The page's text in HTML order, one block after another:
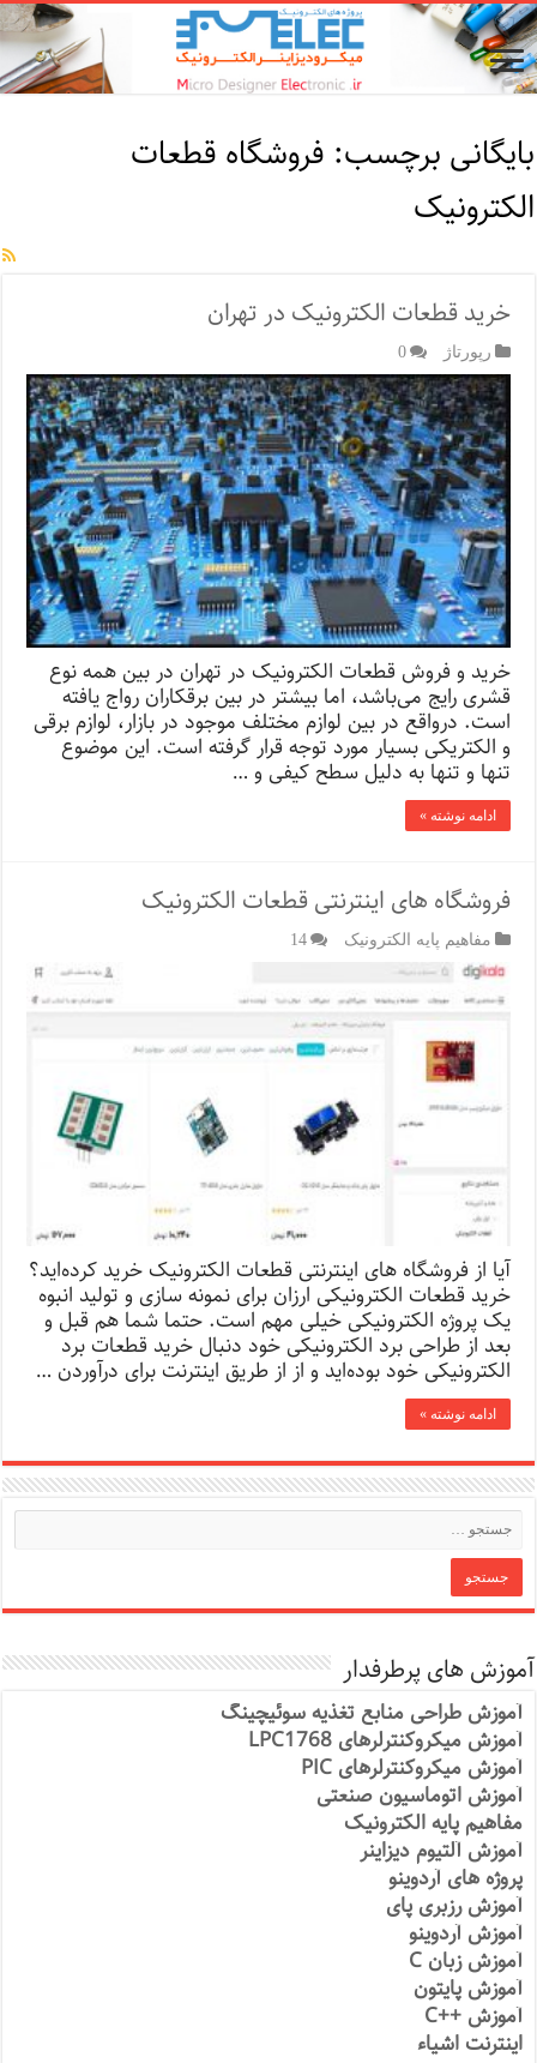
بایگانی برچسب: فروشگاه قطعات
الکترونیک
خرید قطعات الکترونیک در تهران
رپورتاژ‌ 0
خرید و فروش قطعات الکترونیک در تهران در بین همه نوع
قشری رایج می‌باشد، اما بیشتر در بین برقکاران رواج یافته
است. در‌واقع در بین لوازم مختلف موجود در بازار، لوازم برقی
و الکتریکی بسیار مورد توجه قرار گرفته است. این موضوع
تنها و تنها به دلیل سطح کیفی و …
ادامه نوشته »
فروشگاه‌ های اینترنتی قطعات الکترونیک
مفاهیم پایه الکترونیک 14
آیا از فروشگاه‌ های اینترنتی قطعات الکترونیک خرید کرده‌اید؟
خرید قطعات الکترونیکی ارزان برای نمونه سازی و تولید انبوه
یک پروژه الکترونیکی خیلی مهم است. حتما شما هم قبل و
بعد از طراحی برد الکترونیکی خود دنبال خرید قطعات برد
الکترونیکی خود بوده‌اید و از از طریق اینترنت برای درآوردن …
ادامه نوشته »
آموزش های پرطرفدار
آموزش طراحی منابع تغذیه سوئیچینگ
آموزش میکروکنترلرهای LPC1768
آموزش میکروکنترلرهای PIC
آموزش اتوماسیون صنعتی
مفاهیم پایه الکترونیک
آموزش آلتیوم دیزاینر
پروژه های آردوینو
آموزش رزبری پای
آموزش آردوینو
آموزش زبان C
آموزش پایتون
آموزش ++C
اینترنت اشیاء